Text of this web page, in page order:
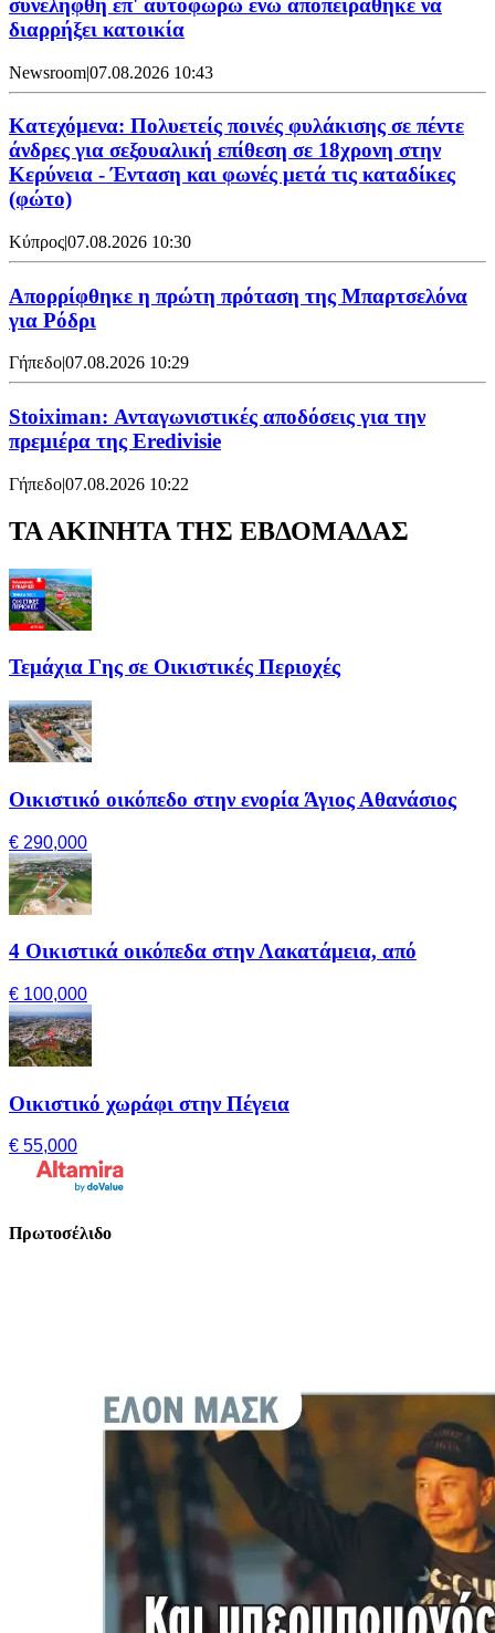
συνελήφθη επ' αυτοφώρω ενώ αποπειράθηκε να
διαρρήξει κατοικία
Newsroom|07.08.2026 10:43
Κατεχόμενα: Πολυετείς ποινές φυλάκισης σε πέντε
άνδρες για σεξουαλική επίθεση σε 18χρονη στην
Κερύνεια - Ένταση και φωνές μετά τις καταδίκες
(φώτο)
Κύπρος|07.08.2026 10:30
Απορρίφθηκε η πρώτη πρόταση της Μπαρτσελόνα
για Ρόδρι
Γήπεδο|07.08.2026 10:29
Stoiximan: Ανταγωνιστικές αποδόσεις για την
πρεμιέρα της Eredivisie
Γήπεδο|07.08.2026 10:22
ΤΑ ΑΚΙΝΗΤΑ ΤΗΣ ΕΒΔΟΜΑΔΑΣ
Τεμάχια Γης σε Οικιστικές Περιοχές
Οικιστικό οικόπεδο στην ενορία Άγιος Αθανάσιος
€ 290,000
4 Οικιστικά οικόπεδα στην Λακατάμεια, από
€ 100,000
Οικιστικό χωράφι στην Πέγεια
€ 55,000
Πρωτοσέλιδο